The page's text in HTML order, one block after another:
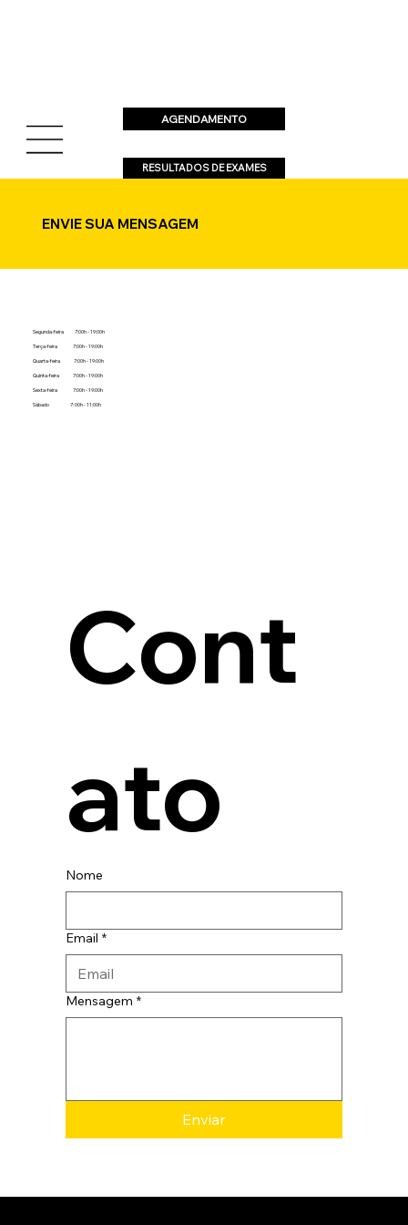
RESULTADOS DE EXAMES
AGENDAMENTO
ENVIE SUA MENSAGEM
Segunda-feira 7:00h - 19:00h
Terça-feira 7:00h - 19:00h
Quarta-feira 7:00h - 19:00h
Quinta-feira 7:00h - 19:00h
Sexta-feira 7:00h - 19:00h
Sábado 7: 00h - 11:00h
Cont
ato
Nome
Email *
Mensagem *
Enviar